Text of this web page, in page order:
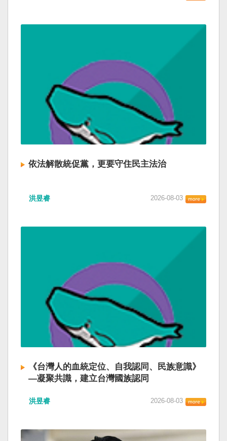
依法解散統促黨，更要守住民主法治
洪昱睿 2026-08-03
《台灣人的血統定位、自我認同、民族意識》
—凝聚共識，建立台灣國族認同
洪昱睿 2026-08-03